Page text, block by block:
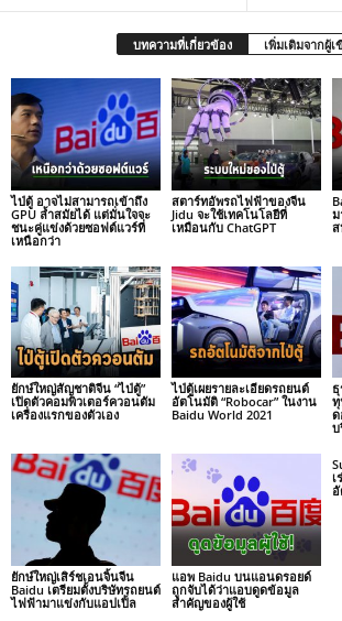
บทความที่เกี่ยวข้อง เพิ่มเติมจากผู้เ
ไป่ตู้ อาจไม่สามารถเข้าถึง
GPU ล้ำสมัยได้ แต่มั่นใจจะ
ชนะคู่แข่งด้วยซอฟต์แวร์ที่
เหนือกว่า
สตาร์ทอัพรถไฟฟ้าของจีน
Jidu จะใช้เทคโนโลยีที่
เหมือนกับ ChatGPT
ม
ส
ยักษ์ใหญ่สัญชาติจีน “ไป่ตู้”
เปิดตัวคอมพิวเตอร์ควอนตัม
เครื่องแรกของตัวเอง
ไป่ตู้เผยรายละเอียดรถยนต์
อัตโนมัติ “Robocar” ในงาน
Baidu World 2021
ทุ
ด
บ
ยักษ์ใหญ่เสิร์ชเอนจิ้นจีน
Baidu เตรียมตั้งบริษัทรถยนต์
ไฟฟ้ามาแข่งกับแอปเปิ้ล
แอพ Baidu บนแอนดรอยด์
ถูกจับได้ว่าแอบดูดข้อมูล
สำคัญของผู้ใช้
เ